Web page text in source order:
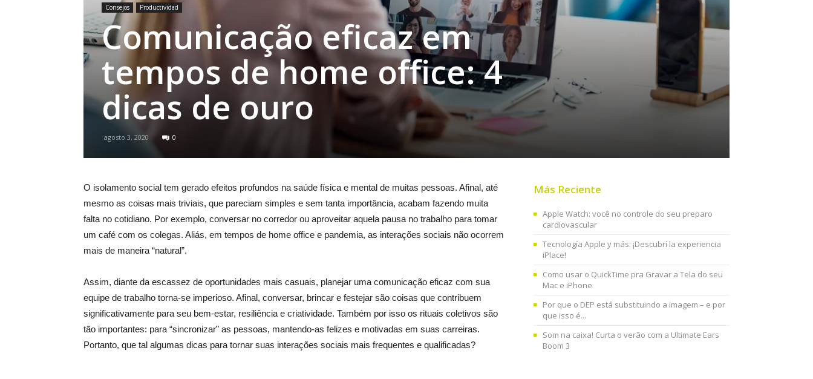
Consejos Productividad
Comunicação eficaz em
tempos de home office: 4
dicas de ouro
agosto 3, 2020 0
O isolamento social tem gerado efeitos profundos na saúde física e mental de muitas pessoas. Afinal, até
mesmo as coisas mais triviais, que pareciam simples e sem tanta importância, acabam fazendo muita
falta no cotidiano. Por exemplo, conversar no corredor ou aproveitar aquela pausa no trabalho para tomar
um café com os colegas. Aliás, em tempos de home office e pandemia, as interações sociais não ocorrem
mais de maneira “natural”.
Assim, diante da escassez de oportunidades mais casuais, planejar uma comunicação eficaz com sua
equipe de trabalho torna-se imperioso. Afinal, conversar, brincar e festejar são coisas que contribuem
significativamente para seu bem-estar, resiliência e criatividade. Também por isso os rituais coletivos são
tão importantes: para “sincronizar” as pessoas, mantendo-as felizes e motivadas em suas carreiras.
Portanto, que tal algumas dicas para tornar suas interações sociais mais frequentes e qualificadas?
Más Reciente
Apple Watch: você no controle do seu preparo
cardiovascular
Tecnología Apple y más: ¡Descubrí la experiencia
iPlace!
Como usar o QuickTime pra Gravar a Tela do seu
Mac e iPhone
Por que o DEP está substituindo a imagem – e por
que isso é...
Som na caixa! Curta o verão com a Ultimate Ears
Boom 3